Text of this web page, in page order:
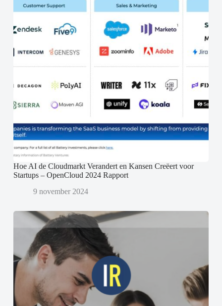
Hoe AI de Cloudmarkt Verandert en Kansen Creëert voor
Startups – OpenCloud 2024 Rapport
9 november 2024